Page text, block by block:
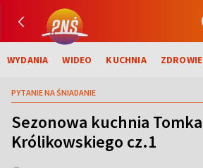
WYDANIA WIDEO KUCHNIA ZDROWIE
PYTANIE NA ŚNIADANIE
Sezonowa kuchnia Tomka
Królikowskiego cz.1